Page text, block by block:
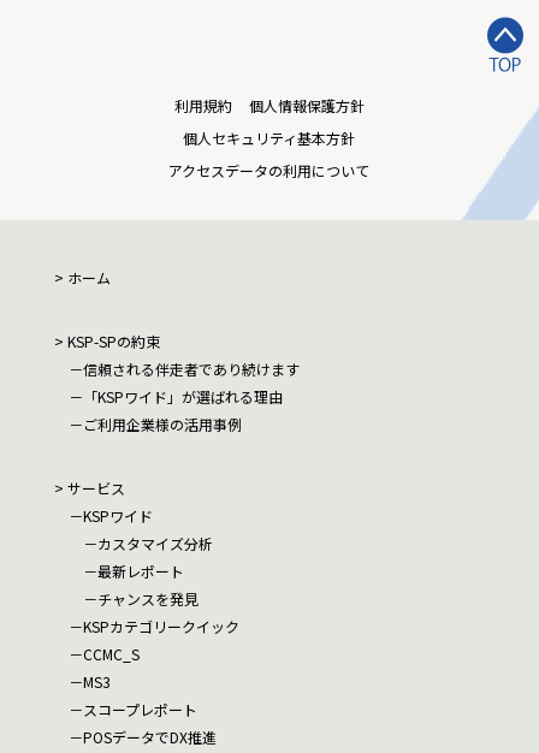
利用規約
個人情報保護方針
個人セキュリティ基本方針
アクセスデータの利用について
ホーム
KSP-SPの約束
信頼される伴走者であり続けます
「KSPワイド」が選ばれる理由
ご利用企業様の活用事例
サービス
KSPワイド
カスタマイズ分析
最新レポート
チャンスを発見
KSPカテゴリークイック
CCMC_S
MS3
スコープレポート
POSデータでDX推進